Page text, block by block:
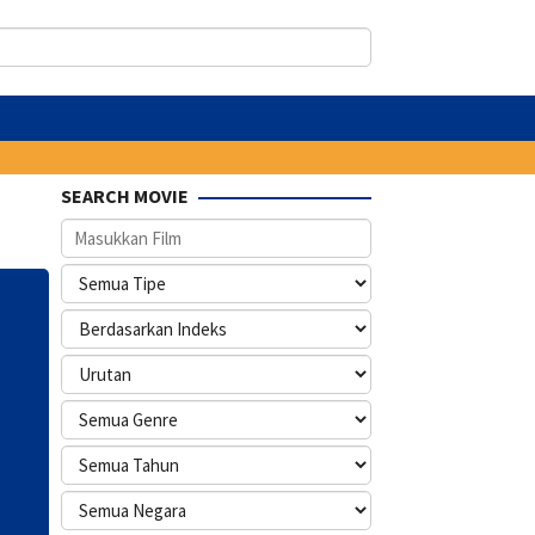
SEARCH MOVIE